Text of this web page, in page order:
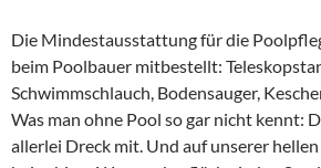
Die Mindestausstattung für die
beim Poolbauer mitbestellt:
Schwimmschlauch, Bodensauger,
Was man ohne Pool so gar nicht kennt:
allerlei Dreck mit. Und auf unserer